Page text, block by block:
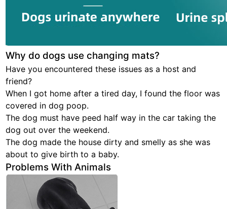
Why do dogs use changing mats?
Have you encountered these issues as a host and
friend?
When I got home after a tired day, I found the floor was
covered in dog poop.
The dog must have peed half way in the car taking the
dog out over the weekend.
The dog made the house dirty and smelly as she was
about to give birth to a baby.
Problems With Animals